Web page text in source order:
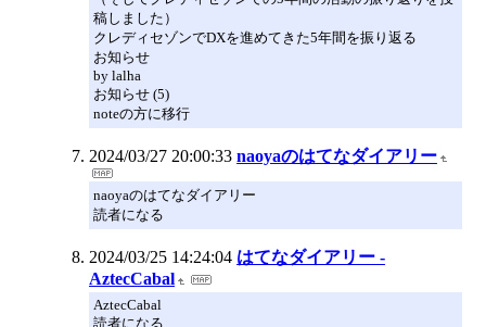
稿しました）
クレディセゾンでDXを進めてきた5年間を振り返る
お知らせ
by lalha
お知らせ (5)
noteの方に移行
2024/03/27 20:00:33 naoyaのはてなダイアリー
naoyaのはてなダイアリー
読者になる
2024/03/25 14:24:04 はてなダイアリー -
AztecCabal
AztecCabal
読者になる